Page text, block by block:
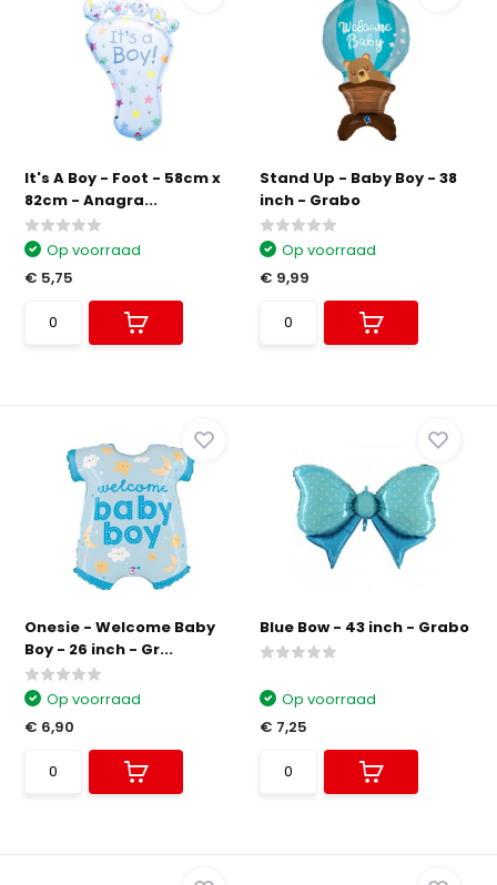
It's A Boy - Foot - 58cm x
82cm - Anagra...
Op voorraad
€ 5,75
Stand Up - Baby Boy - 38
inch - Grabo
Op voorraad
€ 9,99
Onesie - Welcome Baby
Boy - 26 inch - Gr...
Op voorraad
€ 6,90
Blue Bow - 43 inch - Grabo
Op voorraad
€ 7,25